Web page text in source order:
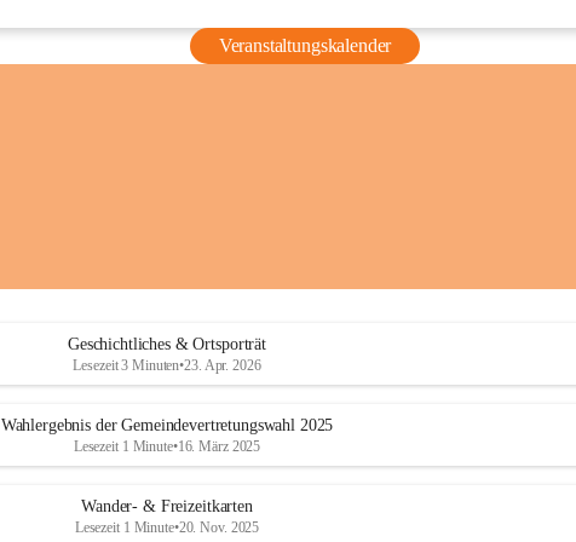
Veranstaltungskalender
Geschichtliches & Ortsporträt
Lesezeit 3 Minuten•23. Apr. 2026
Wahlergebnis der Gemeindevertretungswahl 2025
Lesezeit 1 Minute•16. März 2025
Wander- & Freizeitkarten
Lesezeit 1 Minute•20. Nov. 2025